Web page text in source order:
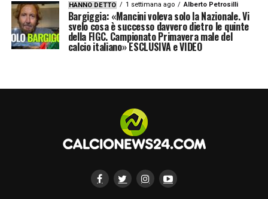
HANNO DETTO 1 settimana ago Alberto Petrosilli
Bargiggia: «Mancini voleva solo la Nazionale. Vi
svelo cosa è successo davvero dietro le quinte
della FIGC. Campionato Primavera male del
calcio italiano» ESCLUSIVA e VIDEO